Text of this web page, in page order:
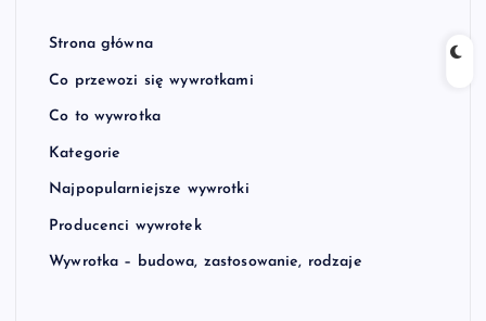
Strona główna
Co przewozi się wywrotkami
Co to wywrotka
Kategorie
Najpopularniejsze wywrotki
Producenci wywrotek
Wywrotka – budowa, zastosowanie, rodzaje